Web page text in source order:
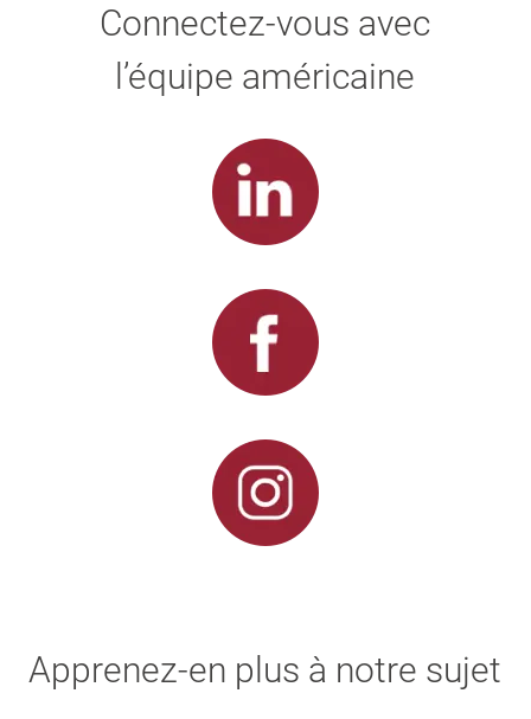
Connectez-vous avec
l’équipe américaine
Apprenez-en plus à notre sujet